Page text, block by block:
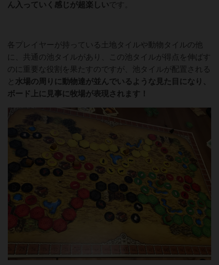
ん入っていく感じが超楽しいです。
各プレイヤーが持っている土地タイルや動物タイルの他
に、共通の池タイルがあり、この池タイルが得点を伸ばす
のに重要な役割を果たすのですが、池タイルが配置される
と 水場の周りに動物達が並んでいるような見た目になり、
ボード上に見事に牧場が表現されます！